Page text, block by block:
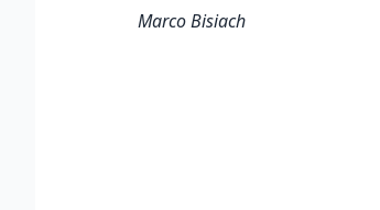
Marco Bisiach